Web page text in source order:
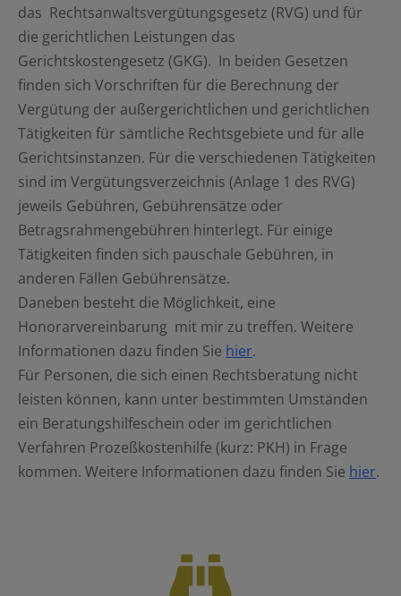
das Rechtsanwaltsvergütungsgesetz (RVG) und für
die gerichtlichen Leistungen das
Gerichtskostengesetz (GKG). In beiden Gesetzen
finden sich Vorschriften für die Berechnung der
Vergütung der außergerichtlichen und gerichtlichen
Tätigkeiten für sämtliche Rechtsgebiete und für alle
Gerichtsinstanzen. Für die verschiedenen Tätigkeiten
sind im Vergütungsverzeichnis (Anlage 1 des RVG)
jeweils Gebühren, Gebührensätze oder
Betragsrahmengebühren hinterlegt. Für einige
Tätigkeiten finden sich pauschale Gebühren, in
anderen Fällen Gebührensätze.
Daneben besteht die Möglichkeit, eine
Honorarvereinbarung mit mir zu treffen. Weitere
Informationen dazu finden Sie hier.
Für Personen, die sich einen Rechtsberatung nicht
leisten können, kann unter bestimmten Umständen
ein Beratungshilfeschein oder im gerichtlichen
Verfahren Prozeßkostenhilfe (kurz: PKH) in Frage
kommen. Weitere Informationen dazu finden Sie hier.